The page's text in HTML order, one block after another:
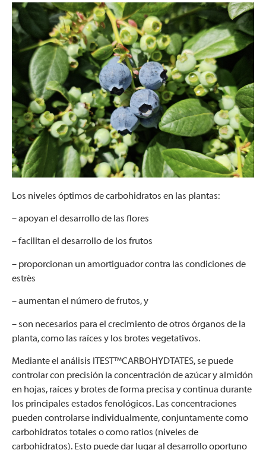
Los niveles óptimos de carbohidratos en las plantas:
– apoyan el desarrollo de las flores
– facilitan el desarrollo de los frutos
– proporcionan un amortiguador contra las condiciones de
estrés
– aumentan el número de frutos, y
– son necesarios para el crecimiento de otros órganos de la
planta, como las raíces y los brotes vegetativos.
Mediante el análisis ITEST™CARBOHYDTATES, se puede
controlar con precisión la concentración de azúcar y almidón
en hojas, raíces y brotes de forma precisa y continua durante
los principales estados fenológicos. Las concentraciones
pueden controlarse individualmente, conjuntamente como
carbohidratos totales o como ratios (niveles de
carbohidratos). Esto puede dar lugar al desarrollo oportuno